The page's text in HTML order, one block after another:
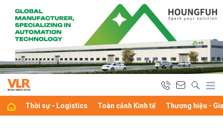
Thời sự - Logistics Toàn cảnh Kinh tế Thương hiệu -